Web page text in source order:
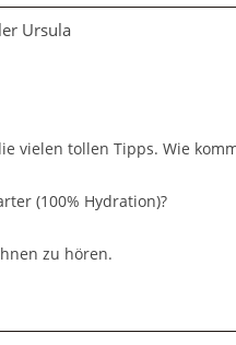
Ursula
vielen tollen Tipps. Wie
(100% Hydration)?
zu hören.